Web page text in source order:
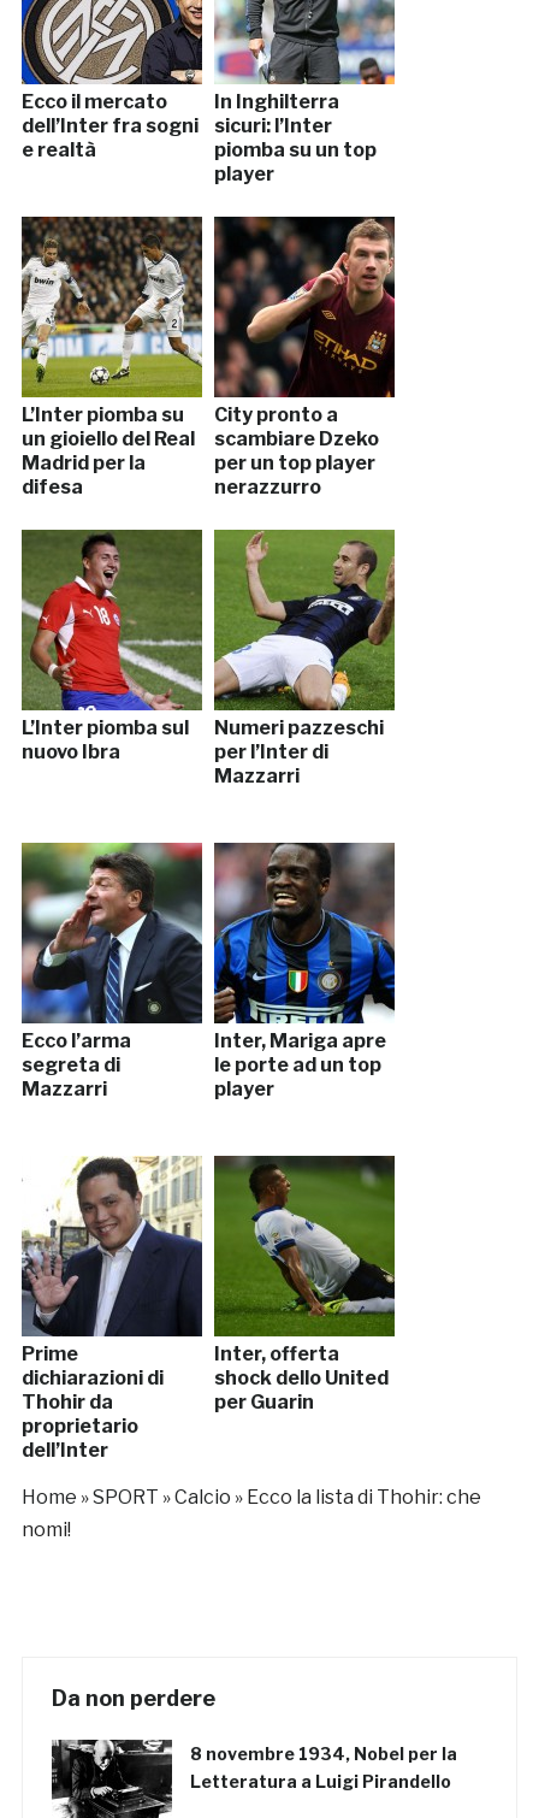
Ecco il mercato
dell’Inter fra sogni
e realtà
In Inghilterra
sicuri: l’Inter
piomba su un top
player
L’Inter piomba su
un gioiello del Real
Madrid per la
difesa
City pronto a
scambiare Dzeko
per un top player
nerazzurro
L’Inter piomba sul
nuovo Ibra
Numeri pazzeschi
per l’Inter di
Mazzarri
Ecco l’arma
segreta di
Mazzarri
Inter, Mariga apre
le porte ad un top
player
Prime
dichiarazioni di
Thohir da
proprietario
dell’Inter
Inter, offerta
shock dello United
per Guarin
Home »SPORT »Calcio » Ecco la lista di Thohir: che
nomi!
Da non perdere
8 novembre 1934, Nobel per la
Letteratura a Luigi Pirandello